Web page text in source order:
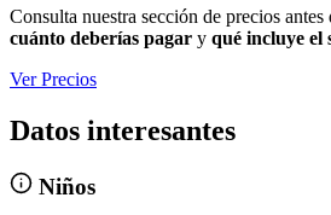
Consulta nuestra sección de precios
cuánto deberías pagar y qué incluye el
Ver Precios
Datos interesantes
Niños